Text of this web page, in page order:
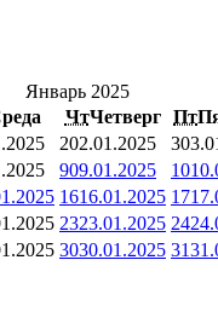
Январь 2025
ЧтЧетверг Пт
202.01.2025 3
909.01.2025 10
1616.01.2025 17
2323.01.2025 24
3030.01.2025 31